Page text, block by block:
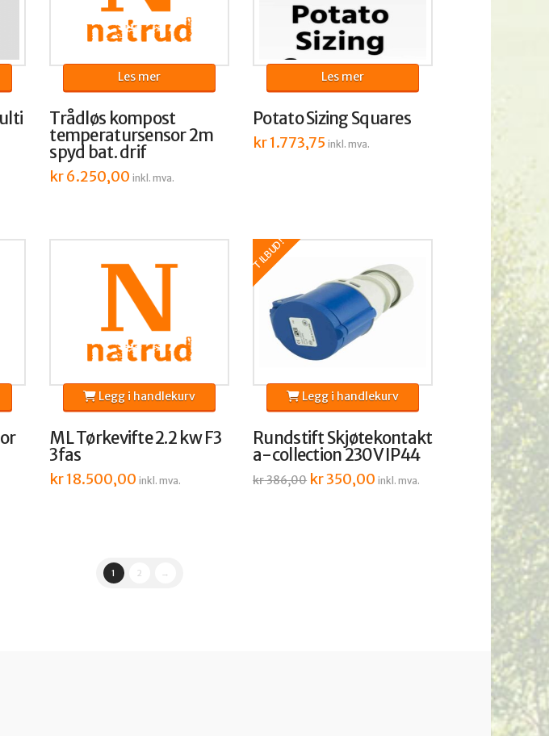
Trådløs kompost
temperatursensor 2m
spyd bat. drif
kr6.250,00 inkl. mva.
Les mer
Potato Sizing Squares
kr1.773,75 inkl. mva.
Les mer
ML Tørkevifte 2.2 kw F3
3fas
kr18.500,00 inkl. mva.
Legg i handlekurv
TILBUD!
Rundstift Skjøtekontakt
a-collection 230V IP44
kr386,00 Opprinnelig
pris
kr350,00 Nåværende
pris
inkl. mva.
Legg i handlekurv
1 2 →